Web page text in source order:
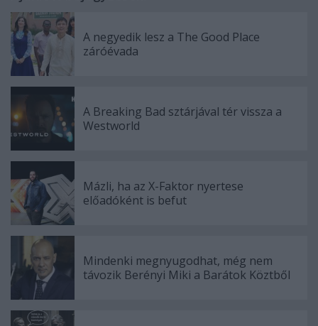
A negyedik lesz a The Good Place
záróévada
A Breaking Bad sztárjával tér vissza a
Westworld
Mázli, ha az X-Faktor nyertese
előadóként is befut
Mindenki megnyugodhat, még nem
távozik Berényi Miki a Barátok Köztből